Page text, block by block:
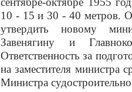
10 - 15 и 30 - 40 метров.
утвердить новому
Завенягину и
Ответственность за
на заместителя министра
Министра